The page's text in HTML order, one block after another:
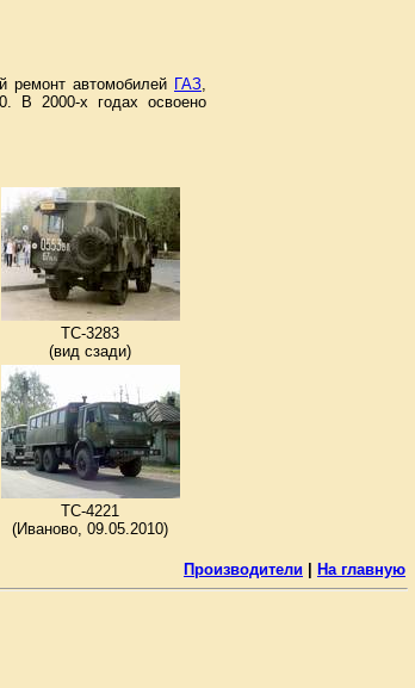
ремонт автомобилей ГАЗ,
В 2000-х годах освоено
ТС-3283
(вид сзади)
ТС-4221
(Иваново, 09.05.2010)
Производители На главную